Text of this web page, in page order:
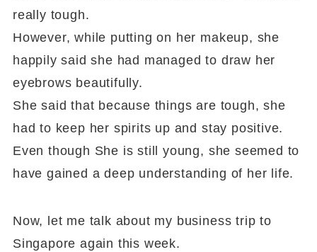
really tough.
However, while putting on her makeup, she
happily said she had managed to draw her
eyebrows beautifully.
She said that because things are tough, she
had to keep her spirits up and stay positive.
Even though She is still young, she seemed to
have gained a deep understanding of her life.
Now, let me talk about my business trip to
Singapore again this week.